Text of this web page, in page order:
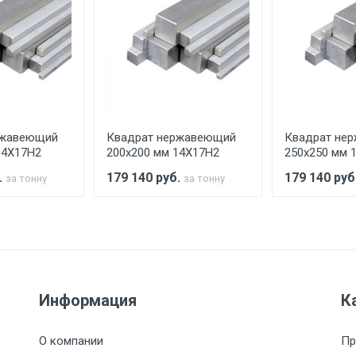
обязан обеспечить подъезные пути для
индивидуально.
за тонну
Квадрат нержавеющий
200x200 мм 14Х17Н2
179 140 руб. за тонну
Квадрат
250x250 мм
179 140
Информация
О компании